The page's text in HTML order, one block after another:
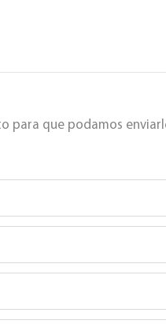
para que podamos